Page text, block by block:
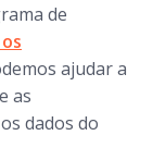
de
ajudar a
as
dados do